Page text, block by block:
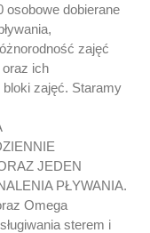
osobowe dobierane
zajęć
ich
zajęć. Staramy
JEDEN
PŁYWANIA.
Omega
sterem i